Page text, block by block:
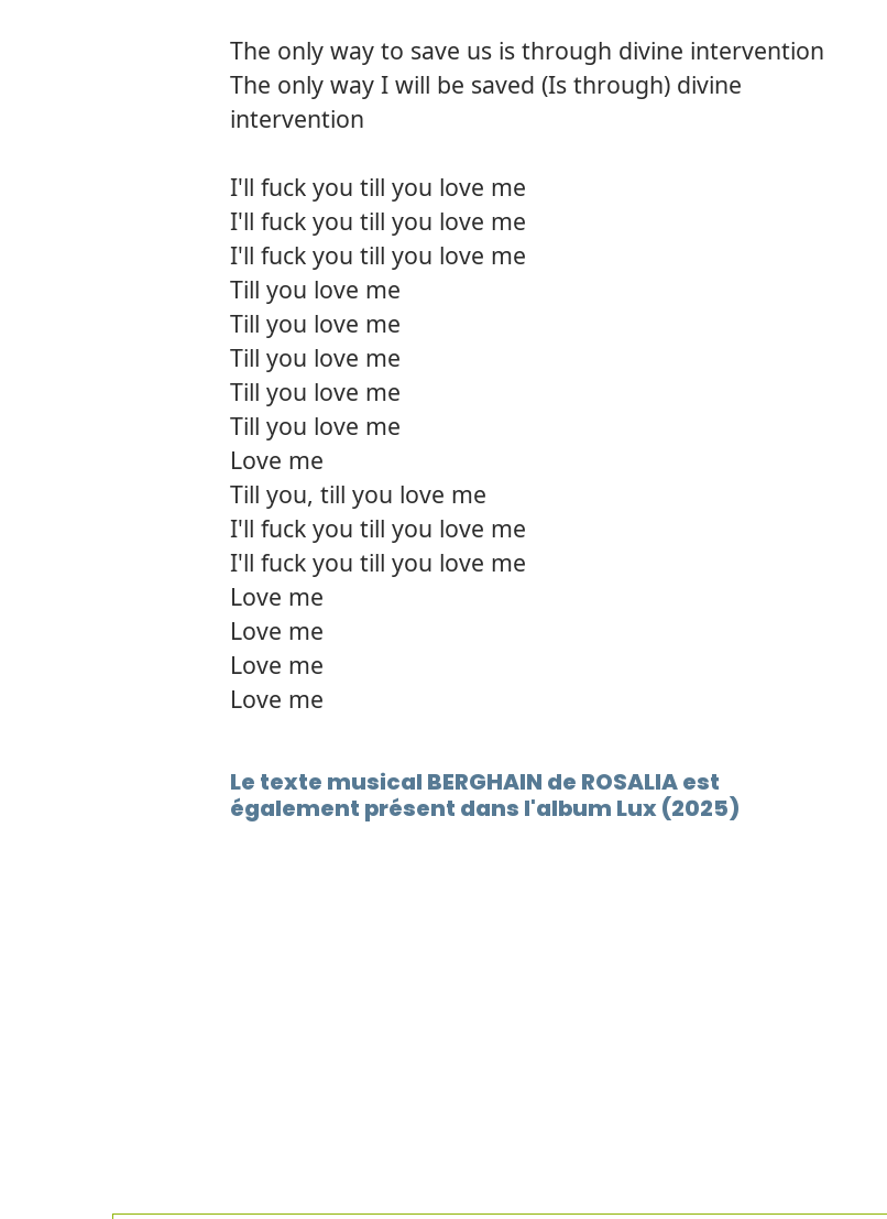
The only way to save us is through divine intervention
The only way I will be saved (Is through) divine
intervention
I'll fuck you till you love me
I'll fuck you till you love me
I'll fuck you till you love me
Till you love me
Till you love me
Till you love me
Till you love me
Till you love me
Love me
Till you, till you love me
I'll fuck you till you love me
I'll fuck you till you love me
Love me
Love me
Love me
Love me
Le texte musical BERGHAIN de ROSALIA est
également présent dans l'album Lux (2025)